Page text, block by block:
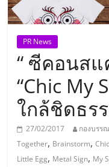
ธุรกิจ
เอ
ส
เอ็
PR News
“ ซีคอนสแ
“Chic My
ใกล้ชิดธร
27/02/2017 กองบรร
Together, Brainstorm,Chic
Little Egg, Metal Sign, My